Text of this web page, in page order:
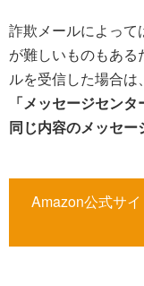
詐欺メールによっ
が難しいものもあ
ルを受信した場合は、
「メッセージセン
同じ内容のメッセ
Amazon公式サ